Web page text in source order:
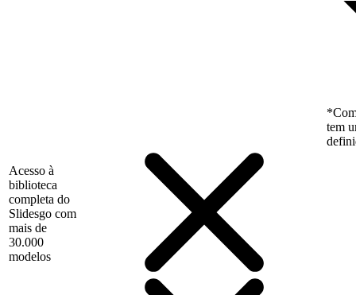
tem
Acesso à
biblioteca
completa do
Slidesgo com
mais de
30.000
modelos